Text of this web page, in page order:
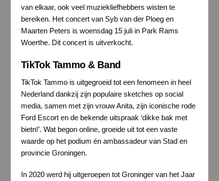
van elkaar, ook veel muziekliefhebbers wisten te
bereiken. Het concert van Syb van der Ploeg en
Maarten Peters is woensdag 15 juli in Park Rams
Woerthe. Dit concert is uitverkocht.
TikTok Tammo & Band
TikTok Tammo is uitgegroeid tot een fenomeen in heel
Nederland dankzij zijn populaire sketches op social
media, samen met zijn vrouw Anita, zijn iconische rode
Ford Escort en de bekende uitspraak ‘dikke bak met
bietn!’. Wat begon online, groeide uit tot een vaste
waarde op het podium én ambassadeur van Stad en
provincie Groningen.
In 2020 werd hij uitgeroepen tot Groninger van het Jaar